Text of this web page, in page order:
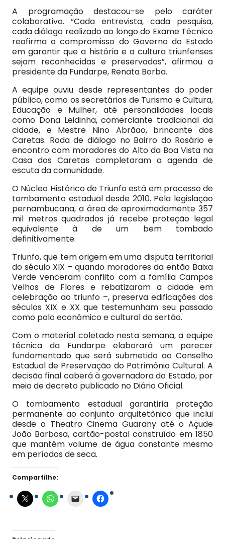
A programação destacou-se pelo caráter
colaborativo. “Cada entrevista, cada pesquisa,
cada diálogo realizado ao longo do Exame Técnico
reafirma o compromisso do Governo do Estado
em garantir que a história e a cultura triunfenses
sejam reconhecidas e preservadas”, afirmou a
presidente da Fundarpe, Renata Borba.
A equipe ouviu desde representantes do poder
público, como os secretários de Turismo e Cultura,
Educação e Mulher, até personalidades locais
como Dona Leidinha, comerciante tradicional da
cidade, e Mestre Nino Abrãao, brincante dos
Caretas. Roda de diálogo no Bairro do Rosário e
encontro com moradores do Alto da Boa Vista na
Casa dos Caretas completaram a agenda de
escuta da comunidade.
O Núcleo Histórico de Triunfo está em processo de
tombamento estadual desde 2010. Pela legislação
pernambucana, a área de aproximadamente 357
mil metros quadrados já recebe proteção legal
equivalente à de um bem tombado
definitivamente.
Triunfo, que tem origem em uma disputa territorial
do século XIX – quando moradores da então Baixa
Verde venceram conflito com a família Campos
Velhos de Flores e rebatizaram a cidade em
celebração ao triunfo –, preserva edificações dos
séculos XIX e XX que testemunham seu passado
como polo econômico e cultural do sertão.
Com o material coletado nesta semana, a equipe
técnica da Fundarpe elaborará um parecer
fundamentado que será submetido ao Conselho
Estadual de Preservação do Patrimônio Cultural. A
decisão final caberá à governadora do Estado, por
meio de decreto publicado no Diário Oficial.
O tombamento estadual garantiria proteção
permanente ao conjunto arquitetônico que inclui
desde o Theatro Cinema Guarany até o Açude
João Barbosa, cartão-postal construído em 1850
que mantém volume de água constante mesmo
em períodos de seca.
Compartilhe: